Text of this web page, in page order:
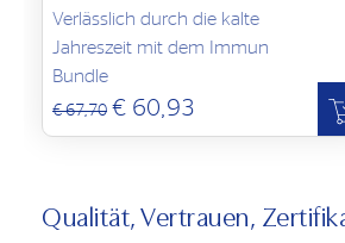
Verlässlich durch die kalte
Jahreszeit mit dem Immun
Bundle
€ 67,70 € 60,93
Qualität, Vertrauen,